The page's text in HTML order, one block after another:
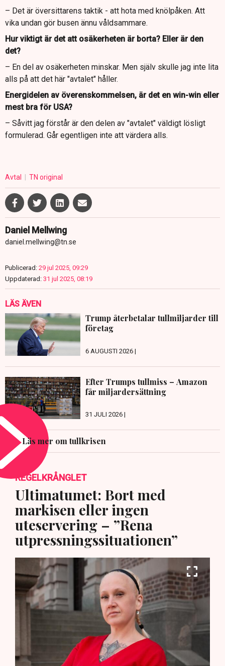
– Det är översittarens taktik - att hota med knölpåken. Att
vika undan gör busen ännu våldsammare.
Hur viktigt är det att osäkerheten är borta? Eller är den
det?
– En del av osäkerheten minskar. Men själv skulle jag inte lita
alls på att det här "avtalet" håller.
Energidelen av överenskommelsen, är det en win-win eller
mest bra för USA?
– Såvitt jag förstår är den delen av "avtalet" väldigt lösligt
formulerad. Går egentligen inte att värdera alls.
Avtal TN original
Daniel Mellwing
daniel.mellwing@tn.se
Publicerad: 29 jul 2025, 09:29
Uppdaterad: 31 jul 2025, 08:19
LÄS ÄVEN
Trump återbetalar tullmiljarder till
företag
6 AUGUSTI 2026 |
Efter Trumps tullmiss – Amazon
får miljardersättning
31 JULI 2026 |
Läs mer om tullkrisen
REGELKRÅNGLET
Ultimatumet: Bort med
markisen eller ingen
uteservering – ”Rena
utpressningssituationen”